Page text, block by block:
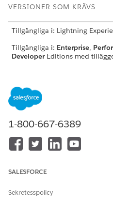
VERSIONER SOM KRÄVS
Tillgängliga i: Lightning
Tillgängliga i: Enterprise,
DeveloperEditions med
ANVÄNDARBEHÖRIGHETER
Använda Agentforce:
1-800-667-6389
SALESFORCE
Sekretesspolicy